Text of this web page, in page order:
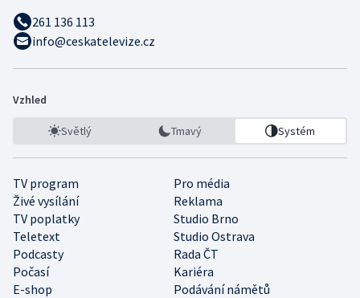
261 136 113
info@ceskatelevize.cz
Vzhled
Světlý Tmavý Systém
TV program
Pro média
Živé vysílání
Reklama
TV poplatky
Studio Brno
Teletext
Studio Ostrava
Podcasty
Rada ČT
Počasí
Kariéra
E-shop
Podávání námětů